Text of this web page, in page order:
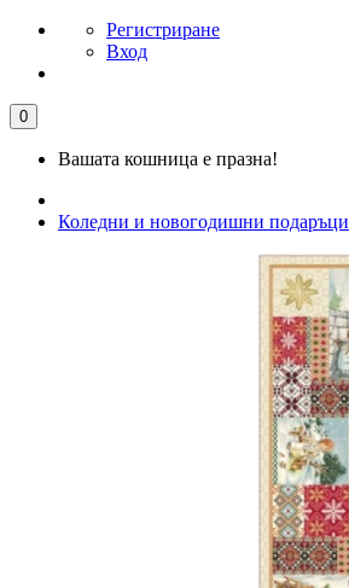
Регистриране
Вход
0
Вашата кошница е празна!
Коледни и новогодишни подаръци